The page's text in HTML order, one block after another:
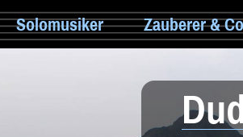
Solomusiker Zauberer & Co